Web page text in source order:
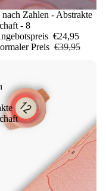
Zahlen - Abstrakte
- 8
€24,95
Preis €39,95